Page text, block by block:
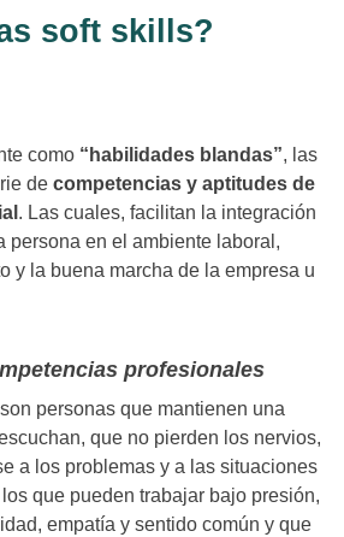
soft skills?
como “habilidades blandas”, las
de competencias y aptitudes de
. Las cuales, facilitan la integración
persona en el ambiente laboral,
y la buena marcha de la empresa u
profesionales
personas que mantienen una
que no pierden los nervios,
a los problemas y a las situaciones
que pueden trabajar bajo presión,
empatía y sentido común y que